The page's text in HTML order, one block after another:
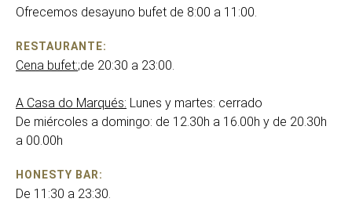
Ofrecemos desayuno bufet de 8:00 a 11:00.
RESTAURANTE:
Cena bufet:;de 20:30 a 23:00.
A Casa do Marqués: Lunes y martes: cerrado
De miércoles a domingo: de 12.30h a 16.00h y de 20.30h
a 00.00h
HONESTY BAR:
De 11:30 a 23:30.